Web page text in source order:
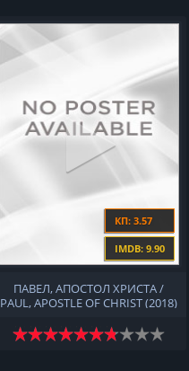
КП: 3.57
IMDB: 9.90
ПАВЕЛ, АПОСТОЛ ХРИСТА /
PAUL, APOSTLE OF CHRIST (2018)